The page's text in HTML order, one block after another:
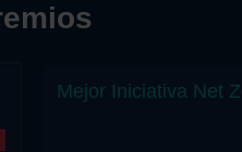
Mejor Iniciativa Net